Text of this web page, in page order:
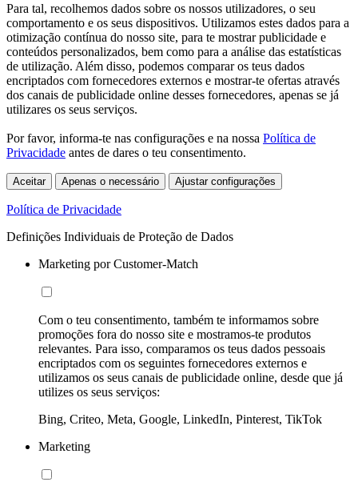
Para tal, recolhemos dados sobre os nossos utilizadores, o seu
comportamento e os seus dispositivos. Utilizamos estes dados para a
otimização contínua do nosso site, para te mostrar publicidade e
conteúdos personalizados, bem como para a análise das estatísticas
de utilização. Além disso, podemos comparar os teus dados
encriptados com fornecedores externos e mostrar-te ofertas através
dos canais de publicidade online desses fornecedores, apenas se já
utilizares os seus serviços.
Por favor, informa-te nas configurações e na nossa Política de
Privacidade antes de dares o teu consentimento.
Aceitar Apenas o necessário Ajustar configurações
Política de Privacidade
Definições Individuais de Proteção de Dados
Marketing por Customer-Match
Com o teu consentimento, também te informamos sobre
promoções fora do nosso site e mostramos-te produtos
relevantes. Para isso, comparamos os teus dados pessoais
encriptados com os seguintes fornecedores externos e
utilizamos os seus canais de publicidade online, desde que já
utilizes os seus serviços:
Bing, Criteo, Meta, Google, LinkedIn, Pinterest, TikTok
Marketing